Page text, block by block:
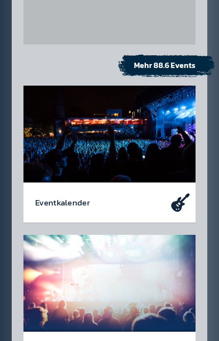
Mehr 88.6 Events
Event­kalen­der
Da soll­test du dabei sein – oder zu­mindest
so tun als ob. Die wir­klich coolen Events, die
du dir heute schon in den Kalen­der ein­tragen
soll­test.